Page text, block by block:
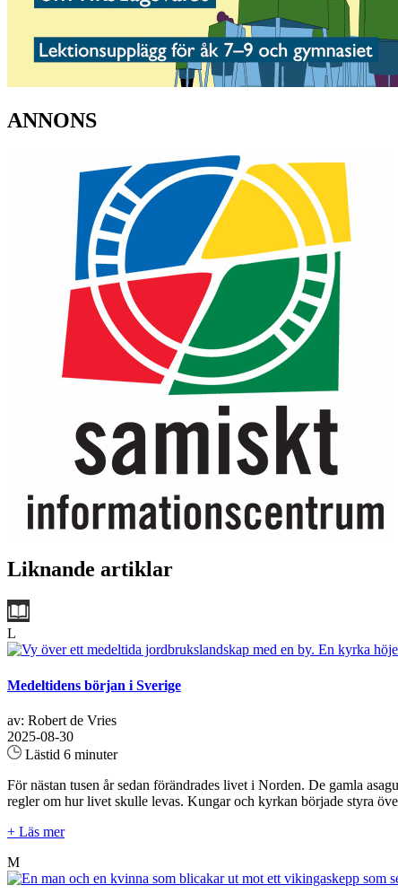
ANNONS
Liknande artiklar
L
Medeltidens början i Sverige
av: Robert de Vries
2025-08-30
Lästid 6 minuter
För nästan tusen år sedan förändrades livet i Norden. De gamla
regler om hur livet skulle levas. Kungar och kyrkan började styra
+ Läs mer
M